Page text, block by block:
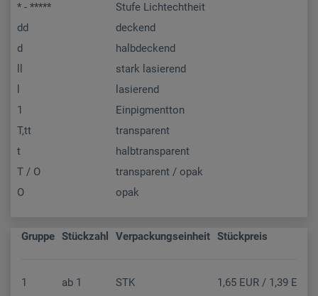
* - *****
Stufe Lichtechtheit
dd
deckend
d
halbdeckend
stark lasierend
lasierend
1
Einpigmentton
T,tt
transparent
t
halbtransparent
T / O
transparent / opak
O
opak
Gruppe Stückzahl Verpackungseinheit Stückpreis
1 ab 1 STK 1,65 EUR / 1,39 EUR